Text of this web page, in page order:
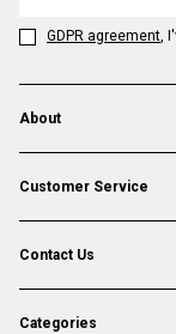
GDPR agreement,
About
Customer Service
Contact Us
Categories